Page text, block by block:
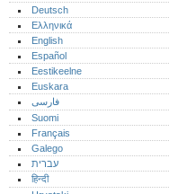
Deutsch
Ελληνικά
English
Español
Eestikeelne
Euskara
فارسی
Suomi
Français
Galego
עברית
हिन्दी